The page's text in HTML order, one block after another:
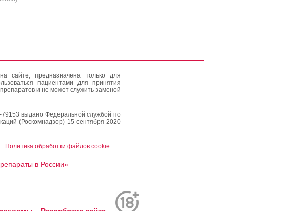
сайте, предназначена только для
пациентами для принятия
и не может служить заменой
выдано Федеральной службой по
(Роскомнадзор) 15 сентября 2020
Политика обработки файлов cookie
в России»